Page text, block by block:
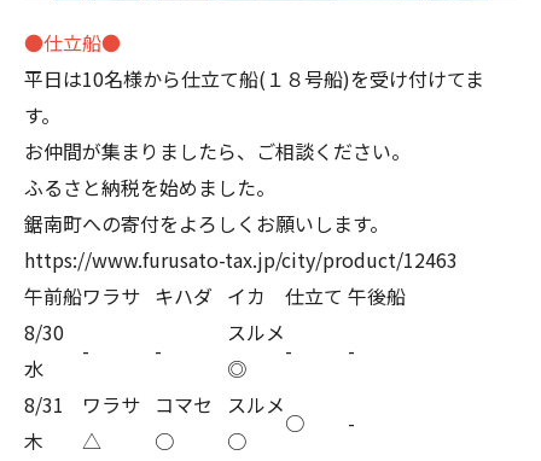
●仕立船●
平日は10名様から仕立て船(１８号船)を受け付けてま
す。
お仲間が集まりましたら、ご相談ください。
ふるさと納税を始めました。
鋸南町への寄付をよろしくお願いします。
https://www.furusato-tax.jp/city/product/12463
午前船ワラサ キハダ イカ 仕立て 午後船
8/30
水
- -
スルメ
◎
-
-
8/31
木
ワラサ
△
コマセ
○
スルメ
○
○ -